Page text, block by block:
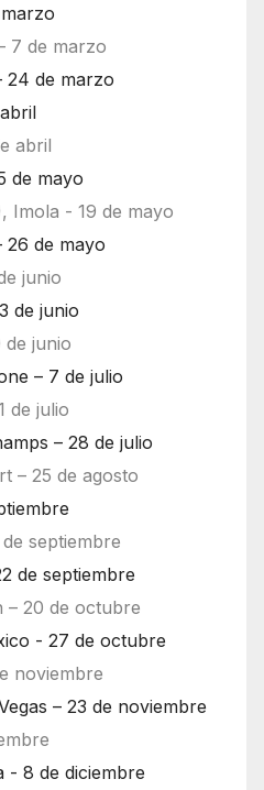
7 de marzo
24 de marzo
abril
de mayo
Imola - 19 de mayo
de mayo
junio
de junio
de junio
– 7 de julio
de julio
– 28 de julio
– 25 de agosto
septiembre
de septiembre
– 20 de octubre
- 27 de octubre
noviembre
– 23 de noviembre
- 8 de diciembre